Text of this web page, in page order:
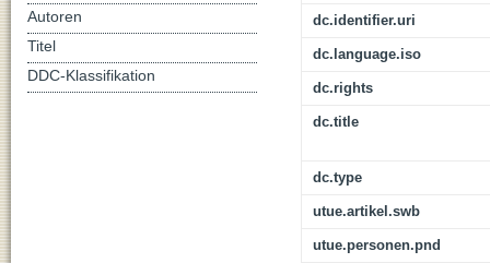
dc.identifier.uri
dc.language.iso
dc.rights
dc.title
dc.type
utue.artikel.swb
utue.personen.pnd
Autoren
Titel
DDC-Klassifikation